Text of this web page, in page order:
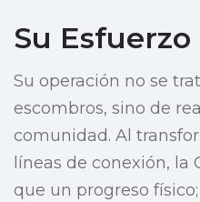
Su
Su operación no se
escombros, sino de
comunidad. Al
líneas de conexión, la
que un progreso